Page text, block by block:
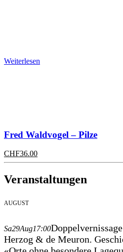
Weiterlesen
Fred Waldvogel – Pilze
CHF36.00
Veranstaltungen
AUGUST
Sa29Aug17:00
Herzog & de Meuron.